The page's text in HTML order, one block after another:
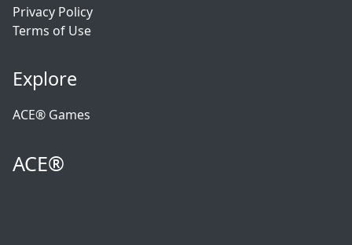
Privacy Policy
Terms of Use
Explore
ACE® Games
ACE®